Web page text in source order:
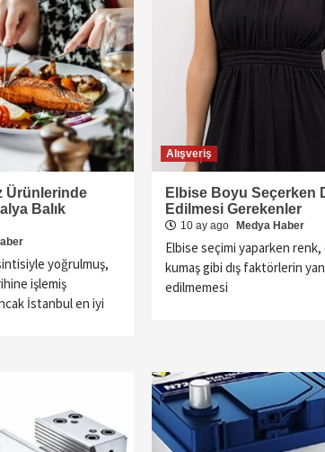
Ürünlerinde
Balık
yoğrulmuş,
işlemiş
İstanbul en iyi
Alışveriş
Elbise Boyu Seçerken
Edilmesi Gerekenler
10 ay ago Medya Haber
Elbise seçimi yaparken
kumaş gibi dış faktörlerin
edilmemesi
istanbul su kaçağı bulma ve
Medya Haber
Eski tesisatlarda görülen ve en sık